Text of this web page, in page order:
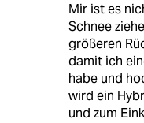
Mir ist es
Schnee
größeren
damit ich
habe und
wird ein
und zum